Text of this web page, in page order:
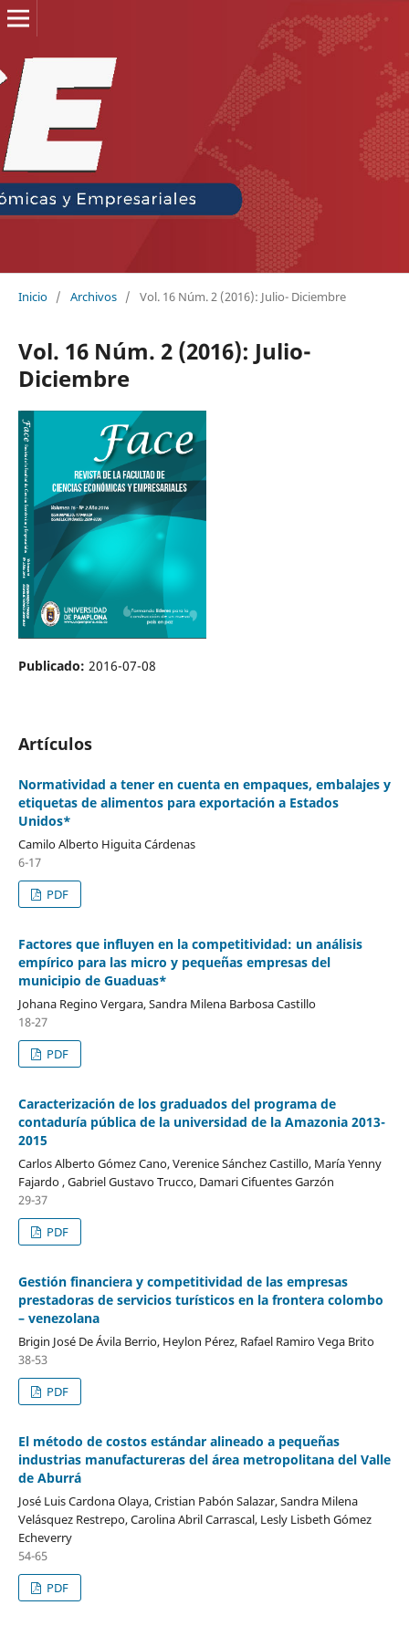
Inicio / Archivos / Vol. 16 Núm. 2 (2016): Julio- Diciembre
Vol. 16 Núm. 2 (2016): Julio-
Diciembre
Publicado: 2016-07-08
Artículos
Normatividad a tener en cuenta en empaques, embalajes y
etiquetas de alimentos para exportación a Estados
Unidos*
Camilo Alberto Higuita Cárdenas
6-17
PDF
Factores que influyen en la competitividad: un análisis
empírico para las micro y pequeñas empresas del
municipio de Guaduas*
Johana Regino Vergara, Sandra Milena Barbosa Castillo
18-27
PDF
Caracterización de los graduados del programa de
contaduría pública de la universidad de la Amazonia 2013-
2015
Carlos Alberto Gómez Cano, Verenice Sánchez Castillo, María Yenny
Fajardo , Gabriel Gustavo Trucco, Damari Cifuentes Garzón
29-37
PDF
Gestión financiera y competitividad de las empresas
prestadoras de servicios turísticos en la frontera colombo
– venezolana
Brigin José De Ávila Berrio, Heylon Pérez, Rafael Ramiro Vega Brito
38-53
PDF
El método de costos estándar alineado a pequeñas
industrias manufactureras del área metropolitana del Valle
de Aburrá
José Luis Cardona Olaya, Cristian Pabón Salazar, Sandra Milena
Velásquez Restrepo, Carolina Abril Carrascal, Lesly Lisbeth Gómez
Echeverry
54-65
PDF